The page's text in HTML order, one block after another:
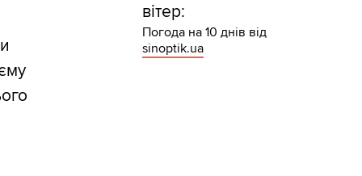
вітер:
Погода на 10 днів від
sinoptik.ua